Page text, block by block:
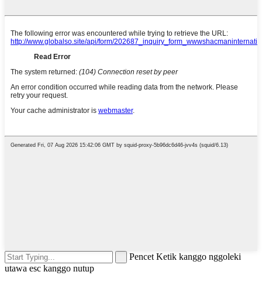
Pencet Ketik kanggo nggoleki
utawa esc kanggo nutup